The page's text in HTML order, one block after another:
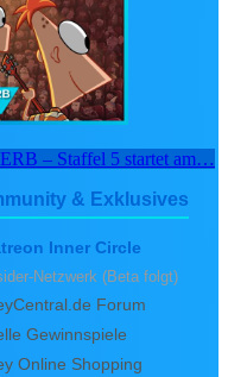
– Staffel 5 startet am…
& Exklusives
Inner Circle
Netzwerk (Beta folgt)
Forum
Gewinnspiele
Online Shopping